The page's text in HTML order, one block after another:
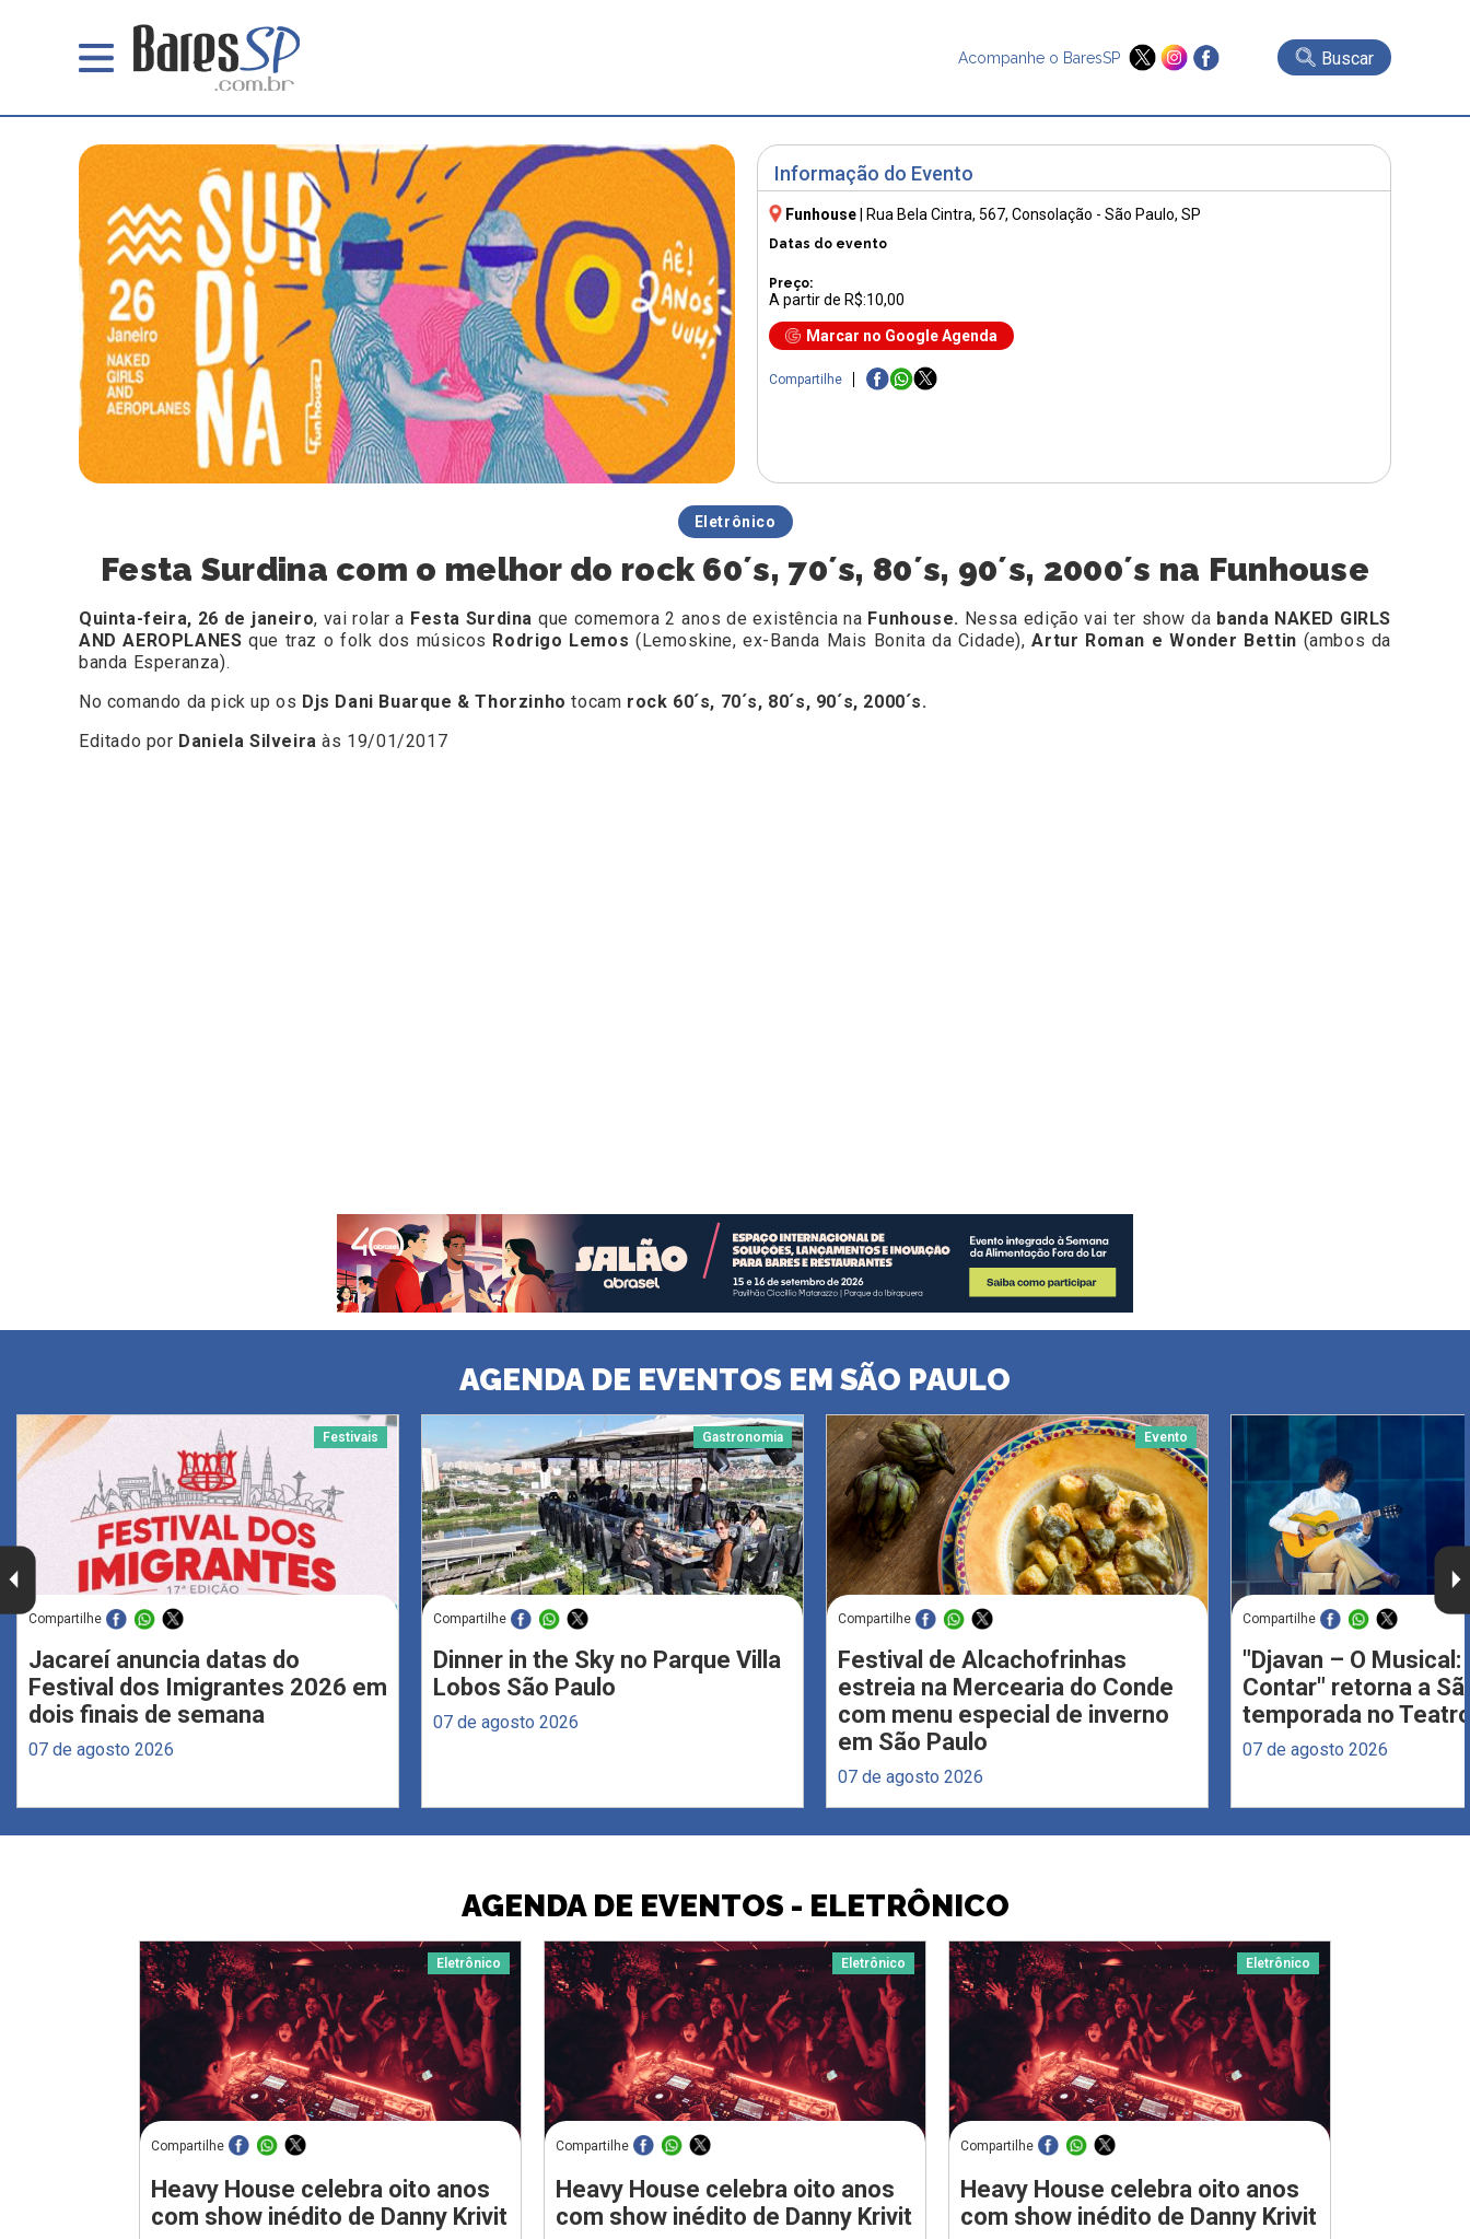
Acompanhe o BaresSP Buscar
Informação do Evento
Funhouse Rua Bela Cintra, 567, Consolação - São Paulo, SP
Datas do evento
Preço:
A partir de R$:10,00
Marcar no Google Agenda
Compartilhe
Eletrônico
Festa Surdina com o melhor do rock 60´s, 70´s, 80´s, 90´s, 2000´s na Funhouse
Quinta-feira, 26 de janeiro, vai rolar a Festa Surdina que comemora 2 anos de existência na Funhouse. Nessa edição vai ter show da banda NAKED GIRLS
AND AEROPLANES que traz o folk dos músicos Rodrigo Lemos (Lemoskine, ex-Banda Mais Bonita da Cidade),Artur Roman e Wonder Bettin (ambos da
banda Esperanza).
No comando da pick up os Djs Dani Buarque & Thorzinho tocam rock 60´s, 70´s, 80´s, 90´s, 2000´s.
Editado por Daniela Silveira às 19/01/2017
AGENDA DE EVENTOS EM SÃO PAULO
Festivais
Compartilhe
Jacareí anuncia datas do
Festival dos Imigrantes 2026 em
dois finais de semana
07 de agosto 2026
Gastronomia
Compartilhe
Dinner in the Sky no Parque Villa
Lobos São Paulo
07 de agosto 2026
Evento
Compartilhe
Festival de Alcachofrinhas
estreia na Mercearia do Conde
com menu especial de inverno
em São Paulo
07 de agosto 2026
Compartilhe
"Djavan – O Musical:
Contar" retorna a
temporada no
07 de agosto 2026
AGENDA DE EVENTOS - ELETRÔNICO
Eletrônico
Compartilhe
Heavy House celebra oito anos
com show inédito de Danny Krivit
Eletrônico
Compartilhe
Heavy House celebra oito anos
com show inédito de Danny Krivit
Eletrônico
Compartilhe
Heavy House celebra oito anos
com show inédito de Danny Krivit